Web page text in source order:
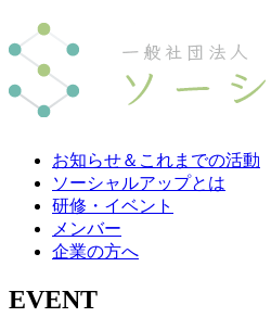
お知らせ＆これまでの活動
ソーシャルアップとは
研修・イベント
メンバー
企業の方へ
EVENT